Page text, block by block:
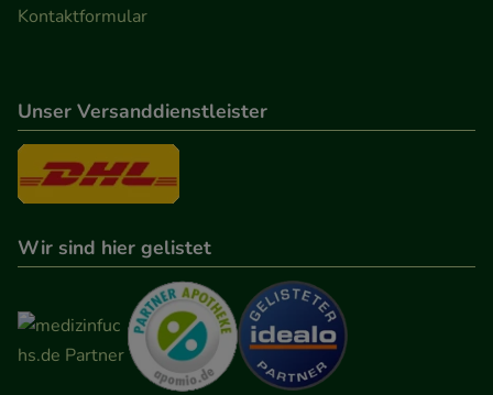
Kontaktformular
Unser Versanddienstleister
Wir sind hier gelistet